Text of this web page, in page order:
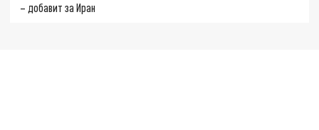
– добавит за Иран